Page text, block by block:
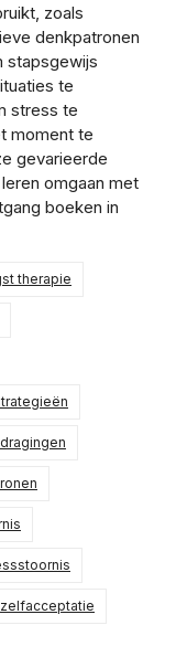
zoals
denkpatronen
stapsgewijs
te
stress te
moment te
gevarieerde
omgaan met
boeken in
therapie
zelfacceptatie